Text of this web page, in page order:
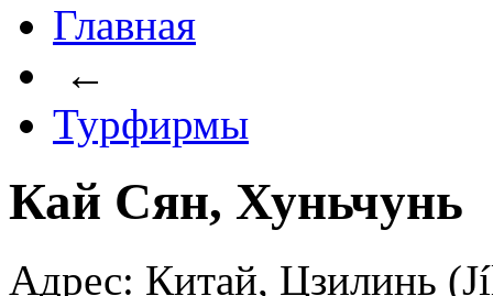
Главная
←
Турфирмы
Кай Сян, Хуньчунь
Адрес: Китай, Цзилинь